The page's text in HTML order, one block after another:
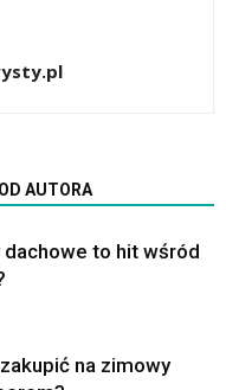
AUTORA
to hit wśród
na zimowy